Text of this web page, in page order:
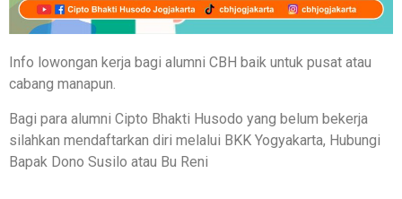
Info lowongan kerja bagi alumni CBH baik untuk pusat atau
cabang manapun.
Bagi para alumni Cipto Bhakti Husodo yang belum bekerja
silahkan mendaftarkan diri melalui BKK Yogyakarta, Hubungi
Bapak Dono Susilo atau Bu Reni